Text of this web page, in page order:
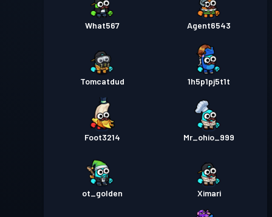
What567 Agent6543
Tomcatdud 1h5p1pj5t1t
Foot3214 Mr_ohio_999
ot_golden Ximari